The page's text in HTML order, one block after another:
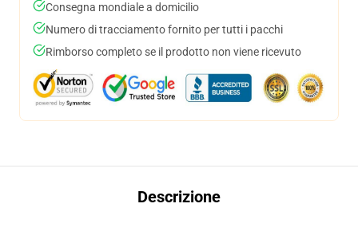
Consegna mondiale a domicilio
Numero di tracciamento fornito per tutti i pacchi
Rimborso completo se il prodotto non viene ricevuto
Descrizione